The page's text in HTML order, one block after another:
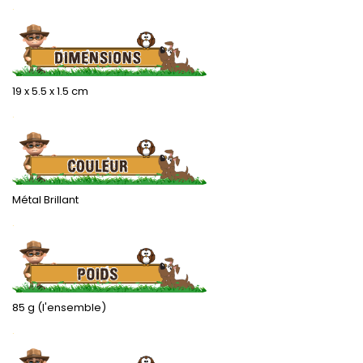
.
19 x 5.5 x 1.5 cm
.
Métal Brillant
.
85 g (l'ensemble)
.